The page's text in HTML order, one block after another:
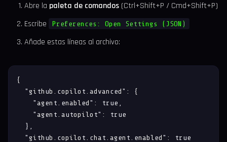
Abre la paleta de comandos (Ctrl+Shift+P / Cmd+Shift+P)
Escribe
Preferences: Open Settings (JSON)
Añade estas líneas al archivo:
{
  "github.copilot.advanced": {
    "agent.enabled": true,
    "agent.autopilot": true
  },
  "github.copilot.chat.agent.enabled": true